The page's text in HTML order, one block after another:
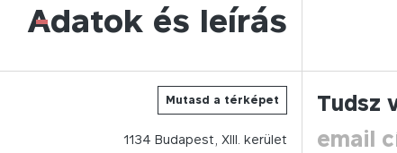
Adatok és leírás
-
Mutasd a térképet
1134 Budapest, XIII. kerület
Tudsz
email